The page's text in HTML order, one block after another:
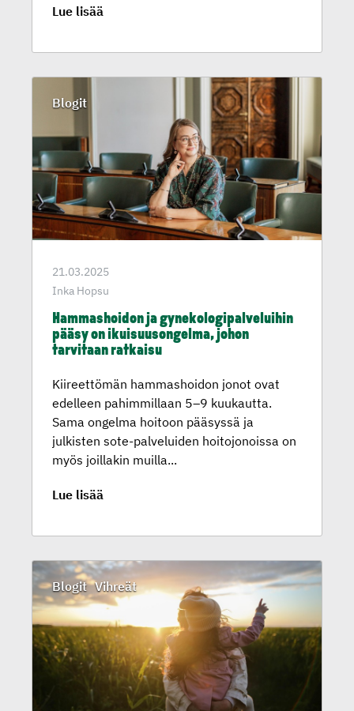
Lue lisää
21.03.2025
Inka Hopsu
Hammashoidon ja gynekolo­gi­pal­ve­luihin
pääsy on ikuisuu­son­gelma, johon
tarvitaan ratkaisu
Kiireettömän hammashoidon jonot ovat
edelleen pahimmillaan 5–9 kuukautta.
Sama ongelma hoitoon pääsyssä ja
julkisten sote-palveluiden hoitojonoissa on
myös joillakin muilla...
Lue lisää
Blogit
Blogit Vihreät